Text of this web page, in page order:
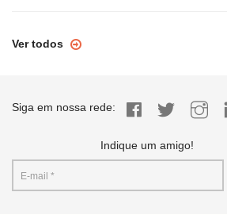
Ver todos
Siga em nossa rede:
Indique um amigo!